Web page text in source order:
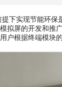
实现节能环保
拟屏的开发和推广
根据终端模块